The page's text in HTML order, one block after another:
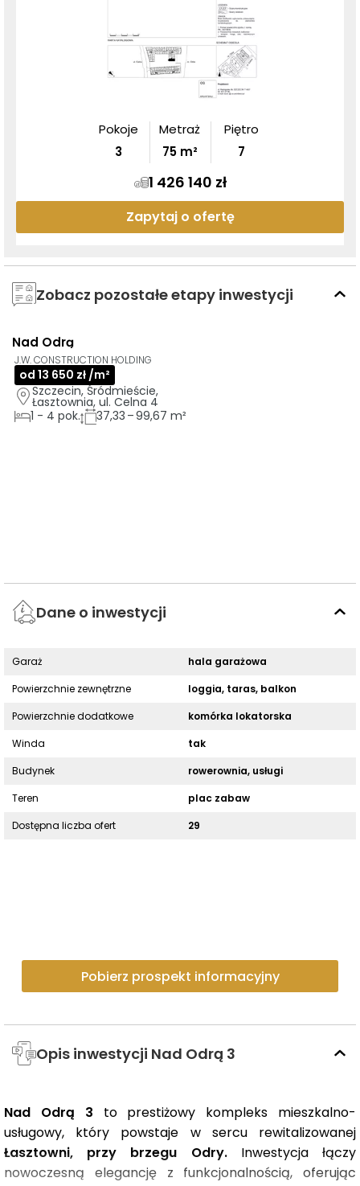
Pokoje
3
Metraż
75m²
Piętro
7
1 426 140 zł
Zapytaj o ofertę
Zobacz pozostałe etapy inwestycji
AI GOTOWE DO ODBIORU
Nad Odrą
J.W. CONSTRUCTION HOLDING
od 13 650 zł /m²
Szczecin, Śródmieście,
Łasztownia, ul. Celna 4
1 - 4 pok. 37,33 – 99,67 m²
Dane o inwestycji
Garaż
hala garażowa
Powierzchnie zewnętrzne
loggia, taras, balkon
Powierzchnie dodatkowe
komórka lokatorska
Winda
tak
Budynek
rowerownia, usługi
Teren
plac zabaw
Dostępna liczba ofert
29
Pobierz prospekt informacyjny
Opis inwestycji Nad Odrą 3
Nad Odrą 3 to prestiżowy kompleks mieszkalno-
usługowy, który powstaje w sercu rewitalizowanej
Łasztowni,
przy brzegu Odry.Inwestycja łączy
nowoczesną elegancję z funkcjonalnością, oferując